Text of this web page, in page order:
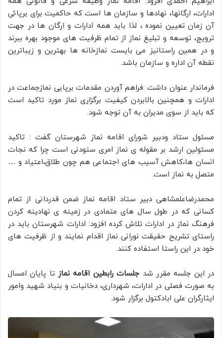
ادارات، ارگانها، نهادها و سازمان ها است که حاکمیت برای برپائی
آن زمان تعیین نموده ، لذا باید همه ادارات و ارگان ها در جهت
ترویج، توسعه و تبلیغ نماز از تمام ظرفیت های موجود بهره ببرند
و در همین راستانیز می بایست نمازخانه ها بهترین و زیباترین
نقطه آن اداره و سازمان باشد.
فرماندار عنوان داشت :فراهم آوردن مقدمات برپایی نمازجماعت در
ادارات و همچنین بالابردن کیفیت برگزاری نماز مورد تاکید است
که باید از سوی مدیران به آن توجه شود.
مسئول ستاد ودبیر شورای اقامه نماز شهرستان گفت : تاکید
مسئولین ارشد بر مقوله ی نماز امری ستودنی است چرا که نجات
انسان ها،کاهش آسیب های اجتماعی هم چون طلاق،اعتیاد و …
متصل به نماز است.
محمدرضاعلمشاهی دبیر ستاد اقامه نماز ضمن قدردانی از تمام
کسانی که در طول سال های متمادی در زمینه ی نهادینه کردن
فرهنگ نماز در ادارات تلاش کرده افزود: ادارات شهرستان باید در
راستای تشریح حقیقت نورانی نماز اقدام نمایند و از ظرفیت های
خود در این راستا استفاده کنند.
در این جلسه مقرر شد جلسات رابطین اقامه نماز تا پایان امسال
به صورت فصلی در ادارات، شهرداری، دخانیات و بنیاد شهید وامور
ایثارگران علی ابادکتول برگزار شود.